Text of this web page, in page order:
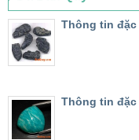
Thông tin
Thông tin đặc